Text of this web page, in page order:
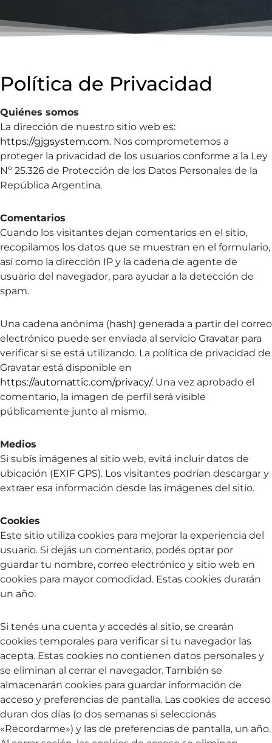
Política de Privacidad
Quiénes somos
La dirección de nuestro sitio web es:
https://gjgsystem.com. Nos comprometemos a
proteger la privacidad de los usuarios conforme a la Ley
Nº 25.326 de Protección de los Datos Personales de la
República Argentina.
Comentarios
Cuando los visitantes dejan comentarios en el sitio,
recopilamos los datos que se muestran en el formulario,
así como la dirección IP y la cadena de agente de
usuario del navegador, para ayudar a la detección de
spam.
Una cadena anónima (hash) generada a partir del correo
electrónico puede ser enviada al servicio Gravatar para
verificar si se está utilizando. La política de privacidad de
Gravatar está disponible en
https://automattic.com/privacy/. Una vez aprobado el
comentario, la imagen de perfil será visible
públicamente junto al mismo.
Medios
Si subís imágenes al sitio web, evitá incluir datos de
ubicación (EXIF GPS). Los visitantes podrían descargar y
extraer esa información desde las imágenes del sitio.
Cookies
Este sitio utiliza cookies para mejorar la experiencia del
usuario. Si dejás un comentario, podés optar por
guardar tu nombre, correo electrónico y sitio web en
cookies para mayor comodidad. Estas cookies durarán
un año.
Si tenés una cuenta y accedés al sitio, se crearán
cookies temporales para verificar si tu navegador las
acepta. Estas cookies no contienen datos personales y
se eliminan al cerrar el navegador. También se
almacenarán cookies para guardar información de
acceso y preferencias de pantalla. Las cookies de acceso
duran dos días (o dos semanas si seleccionás
«Recordarme») y las de preferencias de pantalla, un año.